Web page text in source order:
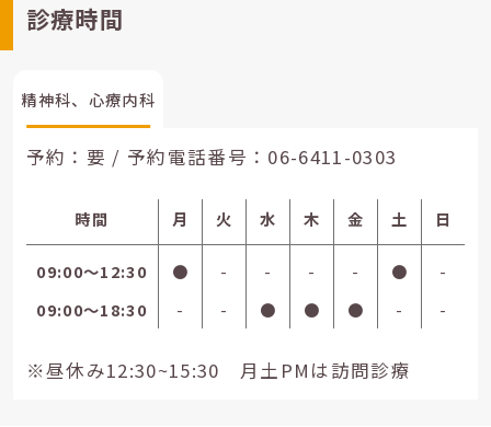
診療時間
精神科、心療内科
予約：要 / 予約電話番号： 06-6411-0303
時間 月 火 水 木 金 土 日
09:00〜12:30 ● - - - - ●
-
09:00〜18:30
- - ● ● ● - -
※昼休み12:30~15:30 月土PMは訪問診療